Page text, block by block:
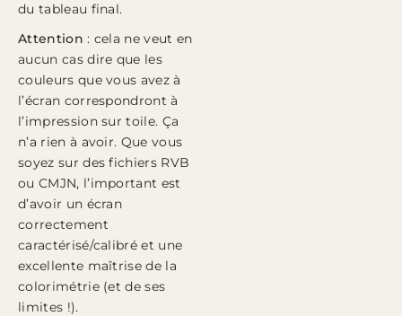
du tableau final.
Attention : cela ne veut en
aucun cas dire que les
couleurs que vous avez à
l’écran correspondront à
l’impression sur toile. Ça
n’a rien à avoir. Que vous
soyez sur des fichiers RVB
ou CMJN, l’important est
d’avoir un écran
correctement
caractérisé/calibré et une
excellente maîtrise de la
colorimétrie (et de ses
limites !).